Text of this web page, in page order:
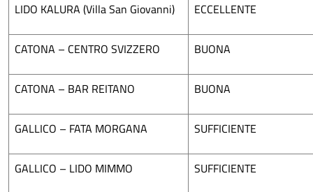
LIDO KALURA (Villa San Giovanni) ECCELLENTE
CATONA – CENTRO SVIZZERO BUONA
CATONA – BAR REITANO BUONA
GALLICO – FATA MORGANA SUFFICIENTE
GALLICO – LIDO MIMMO SUFFICIENTE